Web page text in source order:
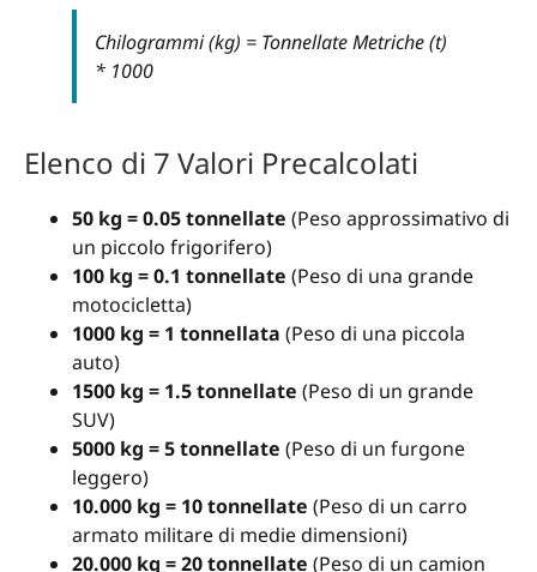
Chilogrammi (kg) = Tonnellate Metriche (t)
* 1000
Elenco di 7 Valori Precalcolati
50 kg = 0.05 tonnellate (Peso approssimativo di
un piccolo frigorifero)
100 kg = 0.1 tonnellate (Peso di una grande
motocicletta)
1000 kg = 1 tonnellata (Peso di una piccola
auto)
1500 kg = 1.5 tonnellate (Peso di un grande
SUV)
5000 kg = 5 tonnellate (Peso di un furgone
leggero)
10.000 kg = 10 tonnellate (Peso di un carro
armato militare di medie dimensioni)
20.000 kg = 20 tonnellate (Peso di un camion